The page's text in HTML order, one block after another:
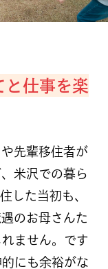
と仕事を楽
先輩移住者が
米沢での暮ら
した当初も、
のお母さんた
ません。です
にも余裕がな